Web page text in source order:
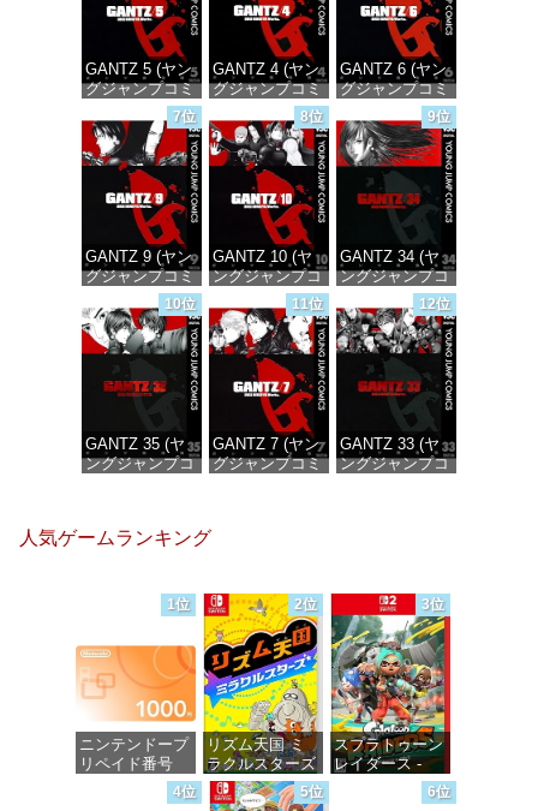
GANTZ 5 (ヤン
グジャンプコミ
ックスDIGITAL)
価格：¥100
GANTZ 4 (ヤン
グジャンプコミ
ックスDIGITAL)
価格：¥100
GANTZ 6 (ヤン
グジャンプコミ
ックスDIGITAL)
価格：¥100
7位
GANTZ 9 (ヤン
グジャンプコミ
ックスDIGITAL)
価格：¥100
8位
GANTZ 10 (ヤ
ングジャンプコ
DIGITAL)
価格：¥100
9位
GANTZ 34 (ヤ
ングジャンプコ
DIGITAL)
価格：¥100
10位
GANTZ 35 (ヤ
ングジャンプコ
価格：¥100
11位
GANTZ 7 (ヤン
グジャンプコミ
12位
GANTZ 33 (ヤ
ングジャンプコ
人気ゲームランキング
1位
ニンテンドープ
リペイド番号
1000円|オンラ
インコード版
2位
リズム天国 ミ
ラクルスターズ
-Switch
3位
スプラトゥーン
レイダース -
4位 5位 6位